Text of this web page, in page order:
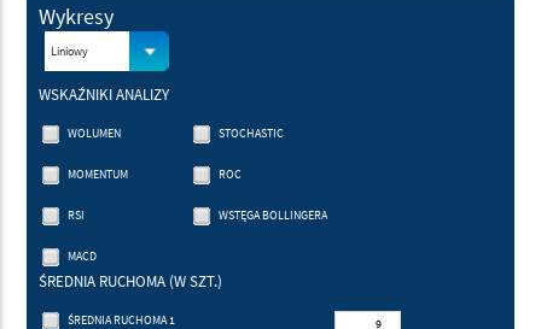
Wykresy
Liniowy
WSKAŹNIKI ANALIZY
WOLUMEN
MOMENTUM
RSI
MACD
STOCHASTIC
ROC
WSTĘGA BOLLINGERA
ŚREDNIA RUCHOMA (W SZT.)
ŚREDNIA RUCHOMA 1